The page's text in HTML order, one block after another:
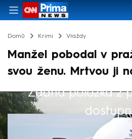
Domů Krimi Vraždy
Manžel pobodal v
svou ženu. Mrtvou ji
Žádná položka z
Výběr redakce